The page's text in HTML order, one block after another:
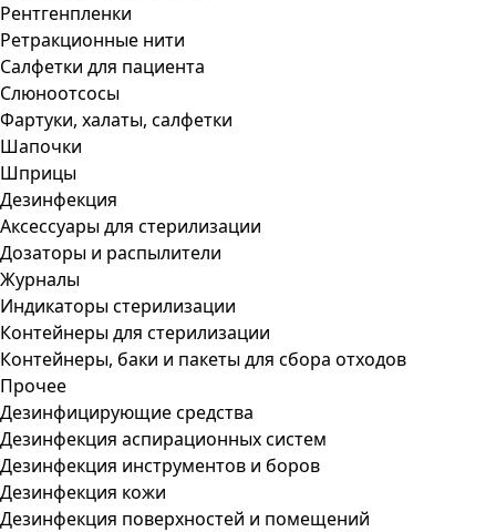
Рентгенпленки
Ретракционные нити
Салфетки для пациента
Слюноотсосы
Фартуки, халаты, салфетки
Шапочки
Шприцы
Дезинфекция
Аксессуары для стерилизации
Дозаторы и распылители
Журналы
Индикаторы стерилизации
Контейнеры для стерилизации
Контейнеры, баки и пакеты для сбора отходов
Прочее
Дезинфицирующие средства
Дезинфекция аспирационных систем
Дезинфекция инструментов и боров
Дезинфекция кожи
Дезинфекция поверхностей и помещений